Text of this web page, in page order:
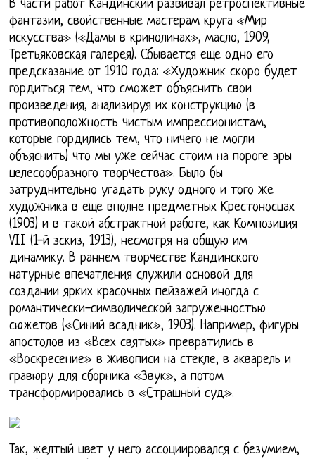
В части работ Кандинский развивал ретроспективные
фантазии, свойственные мастерам круга «Мир
искусства» («Дамы в кринолинах», масло, 1909,
Третьяковская галерея). Сбывается еще одно его
предсказание от 1910 года: «Художник скоро будет
гордиться тем, что сможет объяснить свои
произведения, анализируя их конструкцию (в
противоположность чистым импрессионистам,
которые гордились тем, что ничего не могли
объяснить) что мы уже сейчас стоим на пороге эры
целесообразного творчества». Было бы
затруднительно угадать руку одного и того же
художника в еще вполне предметных Крестоносцах
(1903) и в такой абстрактной работе, как Композиция
VII (1-й эскиз, 1913), несмотря на общую им
динамику. В раннем творчестве Кандинского
натурные впечатления служили основой для
создании ярких красочных пейзажей иногда с
романтически-символической загруженностью
сюжетов («Синий всадник», 1903). Например, фигуры
апостолов из «Всех святых» превратились в
«Воскресение» в живописи на стекле, в акварель и
гравюру для сборника «Звук», а потом
трансформировались в «Страшный суд».
Так, желтый цвет у него ассоциировался с безумием,